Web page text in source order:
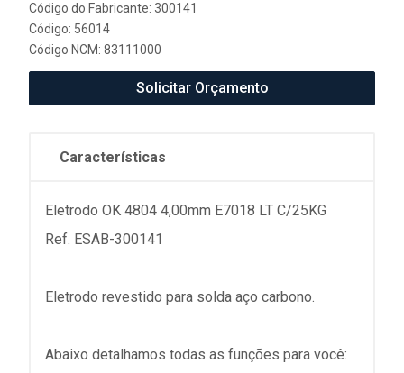
Código do Fabricante: 300141
Código: 56014
Código NCM: 83111000
Solicitar Orçamento
Características
Eletrodo OK 4804 4,00mm E7018 LT C/25KG
Ref. ESAB-300141
Eletrodo revestido para solda aço carbono.
Abaixo detalhamos todas as funções para você: